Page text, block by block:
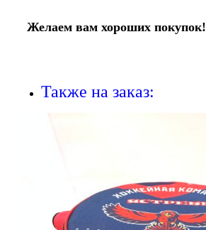
Желаем вам хороших покупок!
Также на заказ: